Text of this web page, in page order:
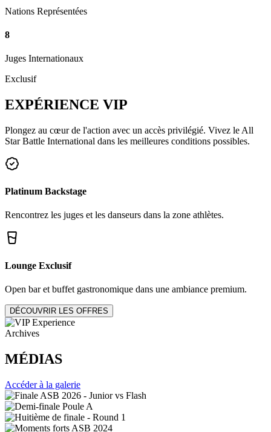
Nations Représentées
8
Juges Internationaux
Exclusif
EXPÉRIENCE VIP
Plongez au cœur de l'action avec un accès privilégié. Vivez le All
Star Battle International dans les meilleures conditions possibles.
Platinum Backstage
Rencontrez les juges et les danseurs dans la zone athlètes.
Lounge Exclusif
Open bar et buffet gastronomique dans une ambiance premium.
DÉCOUVRIR LES OFFRES
Archives
MÉDIAS
Accéder à la galerie